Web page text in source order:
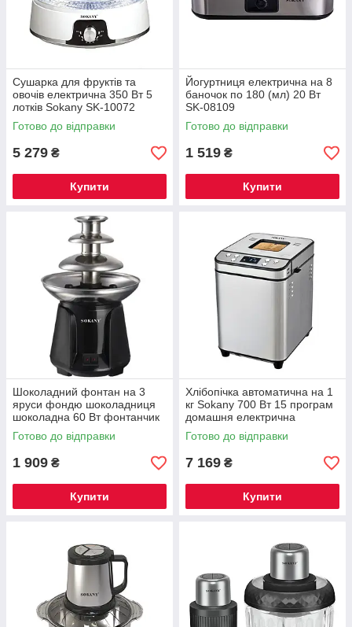
Сушарка для фруктів та
овочів електрична 350 Вт 5
лотків Sokany SK-10072
Готово до відправки
5 279 ₴
Купити
Йогуртниця електрична на 8
баночок по 180 (мл) 20 Вт
SK-08109
Готово до відправки
1 519 ₴
Купити
Шоколадний фонтан на 3
яруси фондю шоколадниця
шоколадна 60 Вт фонтанчик
для вечірки, весілля SK-
07069
Готово до відправки
1 909 ₴
Купити
Хлібопічка автоматична на 1
кг Sokany 700 Вт 15 програм
домашня електрична
хлібопічка SK-08146
Готово до відправки
7 169 ₴
Купити